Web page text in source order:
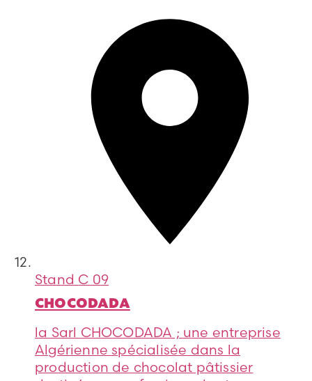
Stand C 09
CHOCODADA
la Sarl CHOCODADA ; une entreprise
Algérienne spécialisée dans la
production de chocolat pâtissier